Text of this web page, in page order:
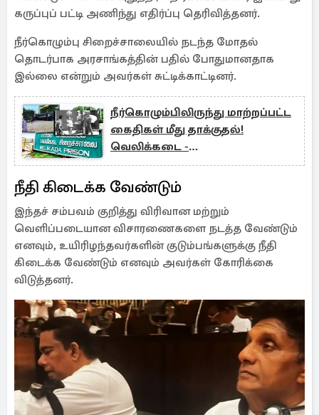
கருப்புப் பட்டி அணிந்து எதிர்ப்பு தெரிவித்தனர்.
நீர்கொழும்பு சிறைச்சாலையில் நடந்த மோதல்
தொடர்பாக அரசாங்கத்தின் பதில் போதுமானதாக
இல்லை என்றும் அவர்கள் சுட்டிக்காட்டினர்.
நீர்கொழும்பிலிருந்து மாற்றப்பட்ட
கைதிகள் மீது தாக்குதல்!
வெலிக்கடை -
அங்குனுகோலாவில் இருவர் பலி
நீதி கிடைக்க வேண்டும்
இந்தச் சம்பவம் குறித்து விரிவான மற்றும்
வெளிப்படையான விசாரணைகளை நடத்த வேண்டும்
எனவும், உயிரிழந்தவர்களின் குடும்பங்களுக்கு நீதி
கிடைக்க வேண்டும் எனவும் அவர்கள் கோரிக்கை
விடுத்தனர்.